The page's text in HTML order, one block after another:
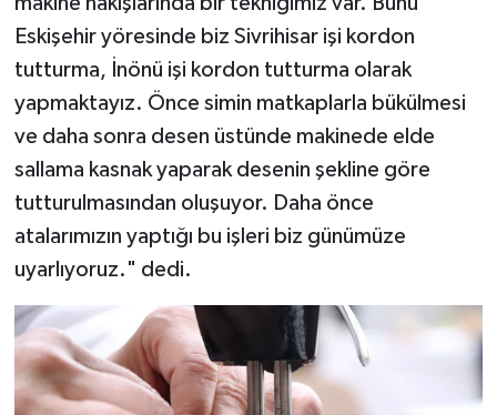
Eskişehir yöresinde biz Sivrihisar işi kordon
tutturma, İnönü işi kordon tutturma olarak
yapmaktayız. Önce simin matkaplarla bükülmesi
ve daha sonra desen üstünde makinede elde
sallama kasnak yaparak desenin şekline göre
tutturulmasından oluşuyor. Daha önce
atalarımızın yaptığı bu işleri biz günümüze
uyarlıyoruz." dedi.